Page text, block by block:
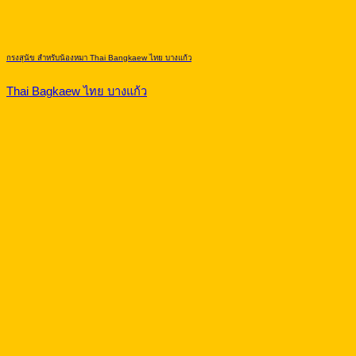
กรงสุนัข สำหรับน้องหมา Thai Bangkaew ไทย บางแก้ว
Thai Bagkaew ไทย บางแก้ว